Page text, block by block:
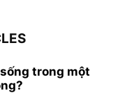
trong một